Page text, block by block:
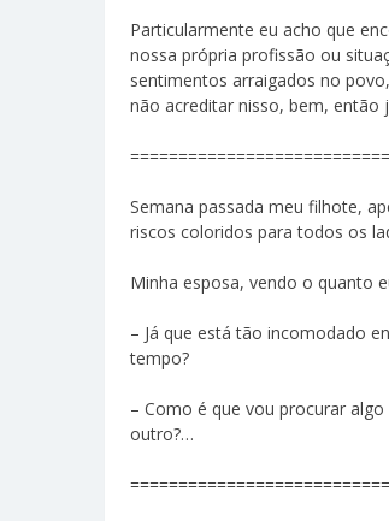
Particularmente eu acho que
nossa própria profissão ou
sentimentos arraigados no
não acreditar nisso, bem, então
Semana passada meu filhote,
riscos coloridos para todos os
Minha esposa, vendo o quanto
– Já que está tão incomodado
tempo?
– Como é que vou procurar
outro?…